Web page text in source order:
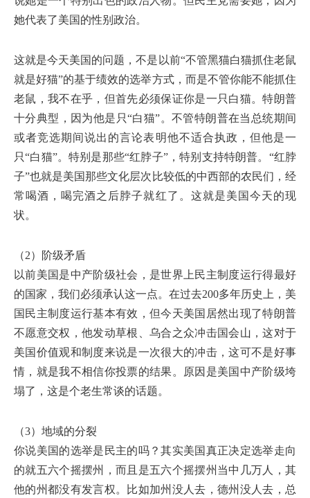
她代表了美国的性别政治。
这就是今天美国的问题，不是以前“不管黑猫白猫抓住老鼠
就是好猫”的基于绩效的选举方式，而是不管你能不能抓住
老鼠，我不在乎，但首先必须保证你是一只白猫。特朗普
十分典型，因为他是只“白猫”。不管特朗普在当总统期间
或者竞选期间说出的言论表明他不适合执政，但他是一
只“白猫”。特别是那些“红脖子”，特别支持特朗普。“红脖
子”也就是美国那些文化层次比较低的中西部的农民们，经
常喝酒，喝完酒之后脖子就红了。这就是美国今天的现
状。
（2）阶级矛盾
以前美国是中产阶级社会，是世界上民主制度运行得最好
的国家，我们必须承认这一点。在过去200多年历史上，美
国民主制度运行基本有效，但今天美国居然出现了特朗普
不愿意交权，他发动草根、乌合之众冲击国会山，这对于
美国价值观和制度来说是一次很大的冲击，这可不是好事
情，就是我不相信你投票的结果。原因是美国中产阶级垮
塌了，这是个老生常谈的话题。
（3）地域的分裂
你说美国的选举是民主的吗？其实美国真正决定选举走向
的就五六个摇摆州，而且是五六个摇摆州当中几万人，其
他的州都没有发言权。比如加州没人去，德州没人去，总